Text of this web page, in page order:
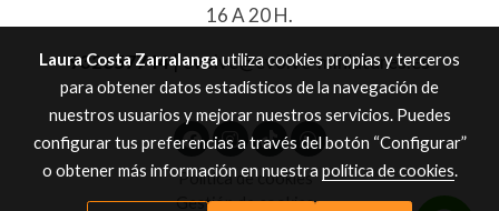
16 A 20 H.
932657744|evolve@evolve-miniatures.es
Política de cookies
Gestión de cookies
Laura Costa Zarralanga utiliza cookies propias y terceros
para obtener datos estadísticos de la navegación de
nuestros usuarios y mejorar nuestros servicios. Puedes
configurar tus preferencias a través del botón “Configurar”
o obtener más información en nuestra política de cookies.